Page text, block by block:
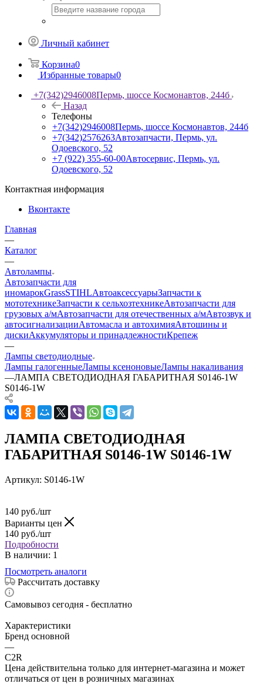
Личный кабинет
Корзина0
Избранные товары0
+7(342)2946008Пермь, шоссе Космонавтов, 244б
Назад
Телефоны
+7(342)2946008Пермь, шоссе Космонавтов, 244б
+7(342)2576263Автозапчасти, Пермь, ул.
Одоевского, 52
+7 (922) 355-60-00Автосервис, Пермь, ул.
Одоевского, 52
Контактная информация
Вконтакте
Главная
—
Каталог
—
Автолампы
Автозапчасти для
иномарокGrassSTIHLАвтоаксессуарыЗапчасти к
мототехникеЗапчасти к сельхозтехникеАвтозапчасти для
грузовых а/мАвтозапчасти для отечественных а/мАвтозвук и
автосигнализацииАвтомасла и автохимияАвтошины и
дискиАккумуляторы и принадлежностиКрепеж
—
Лампы светодиодные
Лампы галогенныеЛампы ксеноновыеЛампы накаливания
—ЛАМПА СВЕТОДИОДНАЯ ГАБАРИТНАЯ S0146-1W
S0146-1W
ЛАМПА СВЕТОДИОДНАЯ
ГАБАРИТНАЯ S0146-1W S0146-1W
Артикул: S0146-1W
140 руб./шт
Варианты цен
140 руб./шт
Подробности
В наличии: 1
Посмотреть аналоги
Рассчитать доставку
Самовывоз сегодня - бесплатно
Характеристики
Бренд основной
—
C2R
Цена действительна только для интернет-магазина и может
отличаться от цен в розничных магазинах